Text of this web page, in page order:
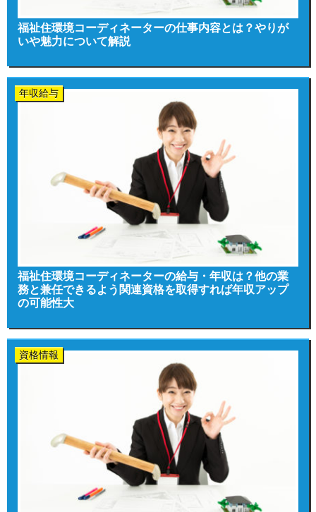
福祉住環境コーディネーターの仕事内容とは？やりが
いや魅力について解説
年収給与
福祉住環境コーディネーターの給与・年収は？他の業
務と兼任できるよう関連資格を取得すれば年収アップ
の可能性大
資格情報